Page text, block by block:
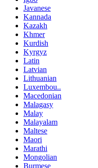
Javanese
Kannada
Kazakh
Khmer
Kurdish
Kyrgyz
Latin
Latvian
Lithuanian
Luxembou..
Macedonian
Malagasy
Malay
Malayalam
Maltese
Maori
Marathi
Mongolian
Burmese